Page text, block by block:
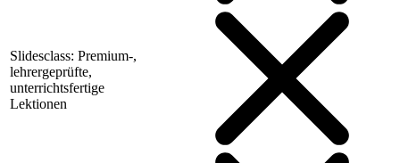
Slidesclass: Premium-,
lehrergeprüfte,
unterrichtsfertige
Lektionen